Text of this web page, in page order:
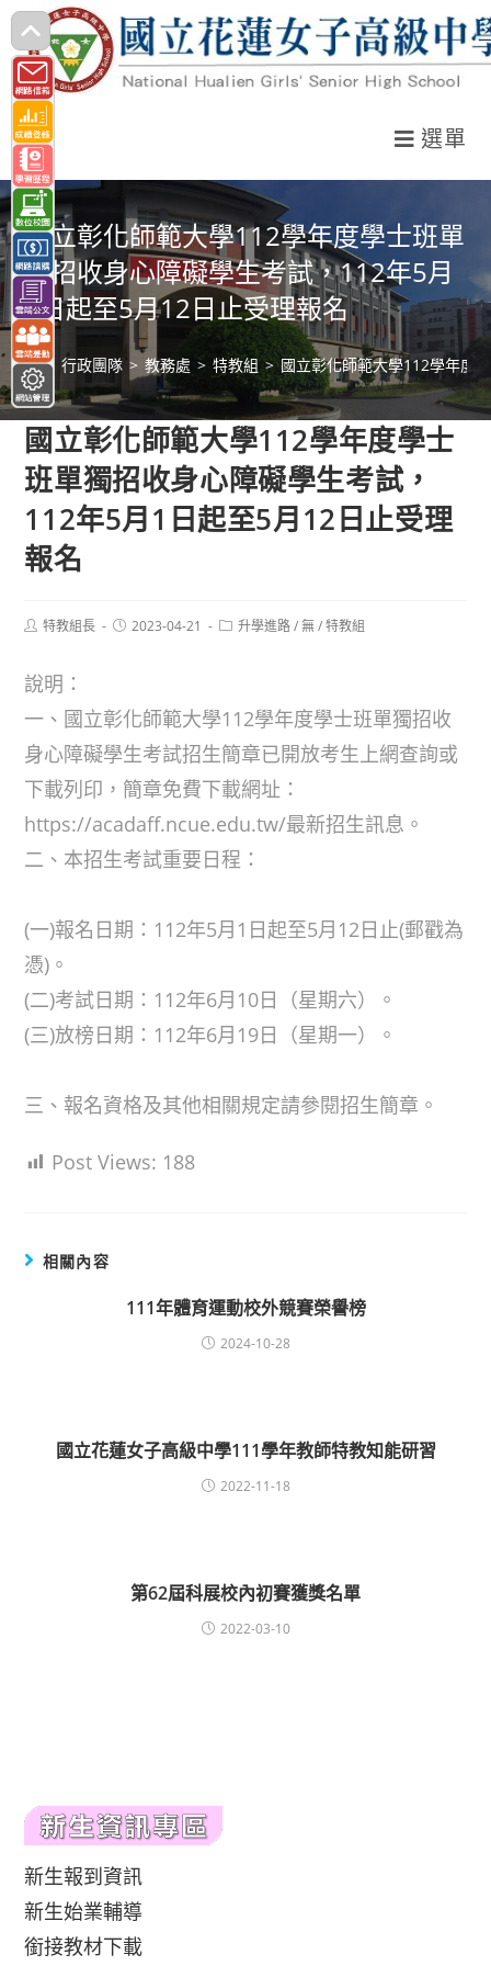
跳
轉
至
主
要
內
容
選單
國立彰化師範大學112學年度學士班單
獨招收身心障礙學生考試，112年5月
1日起至5月12日止受理報名
> 行政團隊 > 教務處 > 特教組 > 國立彰化師範大學112學年度
國立彰化師範大學112學年度學士
班單獨招收身心障礙學生考試，
112年5月1日起至5月12日止受理
報名
Post特教組長
Post2023-04-21
Post升學進路 / 無 / 特教組
說明：
一、國立彰化師範大學112學年度學士班單獨招收
身心障礙學生考試招生簡章已開放考生上網查詢或
下載列印，簡章免費下載網址：
https://acadaff.ncue.edu.tw/最新招生訊息。
二、本招生考試重要日程：
(一)報名日期：112年5月1日起至5月12日止(郵戳為
憑)。
(二)考試日期：112年6月10日（星期六）。
(三)放榜日期：112年6月19日（星期一）。
三、報名資格及其他相關規定請參閱招生簡章。
Post Views: 188
相關內容
111年體育運動校外競賽榮譽榜
2024-10-28
國立花蓮女子高級中學111學年教師特教知能研習
2022-11-18
第62屆科展校內初賽獲獎名單
2022-03-10
新生報到資訊
新生始業輔導
銜接教材下載